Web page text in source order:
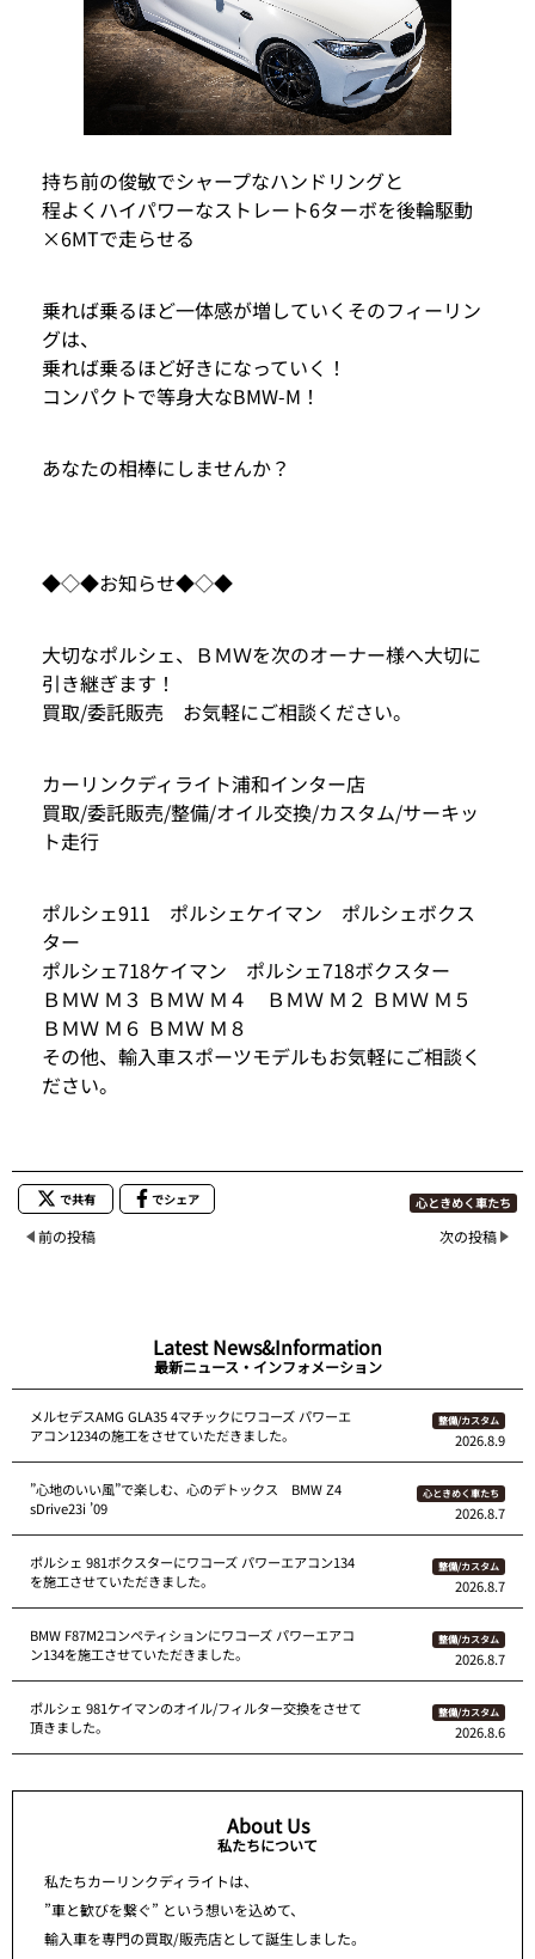
持ち前の俊敏でシャープなハンドリングと
程よくハイパワーなストレート6ターボを後輪駆動
×6MTで走らせる
乗れば乗るほど一体感が増していくそのフィーリン
グは、
乗れば乗るほど好きになっていく！
コンパクトで等身大なBMW-M！
あなたの相棒にしませんか？
◆◇◆お知らせ◆◇◆
大切なポルシェ、ＢＭＷを次のオーナー様へ大切に
引き継ぎます！
買取/委託販売 お気軽にご相談ください。
カーリンクディライト浦和インター店
買取/委託販売/整備/オイル交換/カスタム/サーキッ
ト走行
ポルシェ911 ポルシェケイマン ポルシェボクス
ター
ポルシェ718ケイマン ポルシェ718ボクスター
ＢＭＷ Ｍ３ ＢＭＷ Ｍ４ ＢＭＷ Ｍ２ ＢＭＷ Ｍ５
ＢＭＷ Ｍ６ ＢＭＷ Ｍ８
その他、輸入車スポーツモデルもお気軽にご相談く
ださい。
で共有 でシェア 心ときめく車たち
前の投稿 次の投稿
Latest News&Information
最新ニュース・インフォメーション
メルセデスAMG GLA35 4マチックにワコーズ パワーエ
アコン1234の施工をさせていただきました。
整備/カスタム
2026.8.9
”心地のいい風”で楽しむ、心のデトックス BMW Z4
sDrive23i ’09
心ときめく車たち
2026.8.7
ポルシェ 981ボクスターにワコーズ パワーエアコン134
を施工させていただきました。
整備/カスタム
2026.8.7
BMW F87M2コンペティションにワコーズ パワーエアコ
ン134を施工させていただきました。
整備/カスタム
2026.8.7
ポルシェ 981ケイマンのオイル/フィルター交換をさせて
頂きました。
整備/カスタム
2026.8.6
About Us
私たちについて
私たちカーリンクディライトは、
”車と歓びを繋ぐ” という想いを込めて、
輸入車を専門の買取/販売店として誕生しました。